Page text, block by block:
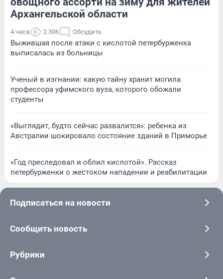
Архангельской области
4 часа 2 306 Обсудить
Выжившая после атаки с кислотой петербурженка
выписалась из больницы
Ученый в изгнании: какую тайну хранит могила
профессора уфимского вуза, которого обожали
студенты
«Выглядит, будто сейчас развалится»: ребенка из
Австралии шокировало состояние зданий в Приморье
«Год преследовал и облил кислотой». Рассказ
петербурженки о жестоком нападении и реабилитации
Подписаться на новости
Сообщить новость
Рубрики